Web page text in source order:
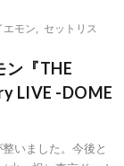
エモン
セットリス
ン『THE
LIVE -DOME
いました。今後と